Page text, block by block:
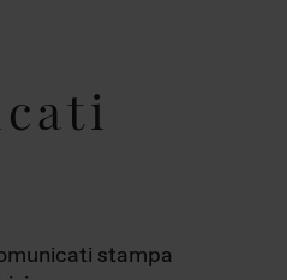
stampa